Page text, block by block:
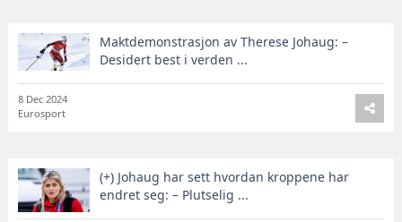
Maktdemonstrasjon av Therese Johaug: –
Desidert best i verden ...
8 Dec 2024
Eurosport
(+) Johaug har sett hvordan kroppene har
endret seg: – Plutselig ...